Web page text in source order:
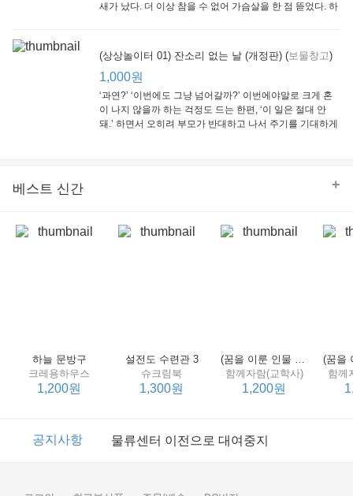
큰솔(토토북)
동아일보사
새가 났다. 더 이상 참을 수 없어 가슴살을 한 점 뜯었다. 하
(상상놀이터 01) 잔소리 없는 날 (개정판) (보물창고)
1,000원
‘과연?’ ‘이번에도 그냥 넘어갈까?’ 이번에야말로 크게 혼
이 나지 않을까 하는 걱정도 드는 한편, ‘이 일은 절대 안
돼.’ 하면서 오히려 부모가 반대하고 나서 주기를 기대하게
베스트 신간 +
하늘 문방구
크레용하우스
1,200원
설전도 수련관 3
슈크림북
1,300원
(꿈을 이룬 인물 탐구 2) 제인 구달
함께자람(교학사)
1,200원
함께
이벤트 2017년 리브피아 여름방학 참고서 이벤트
공지사항 물류센터 이전으로 대여중지